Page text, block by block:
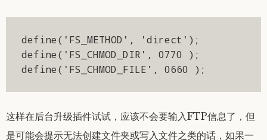
define('FS_METHOD', 'direct');
define('FS_CHMOD_DIR', 0770 );
define('FS_CHMOD_FILE', 0660 );
这样在后台升级插件试试，应该不会要输入FTP信息了，但
是可能会提示无法创建文件夹或写入文件之类的话，如果一